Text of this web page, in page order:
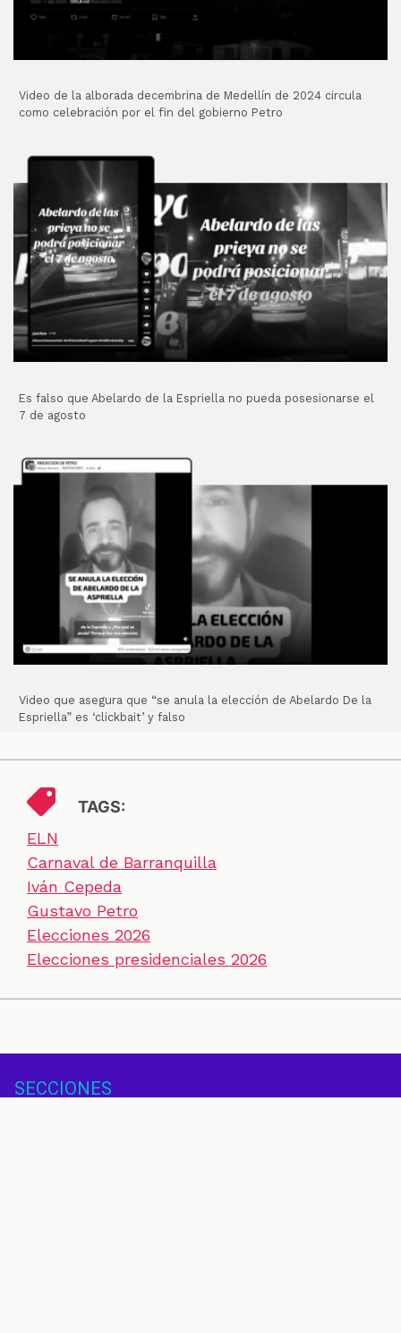
Video de la alborada decembrina de Medellín de 2024 circula
como celebración por el fin del gobierno Petro
Es falso que Abelardo de la Espriella no pueda posesionarse el
7 de agosto
Video que asegura que “se anula la elección de Abelardo De la
Espriella” es ‘clickbait’ y falso
TAGS:
ELN
Carnaval de Barranquilla
Iván Cepeda
Gustavo Petro
Elecciones 2026
Elecciones presidenciales 2026
SECCIONES